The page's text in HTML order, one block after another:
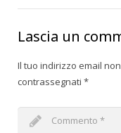
Lascia un
Il tuo indirizzo email
contrassegnati *